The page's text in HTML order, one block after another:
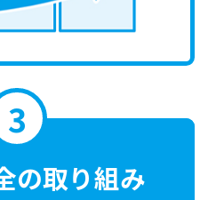
の取り組み
website
be
translated
mechanically,
it